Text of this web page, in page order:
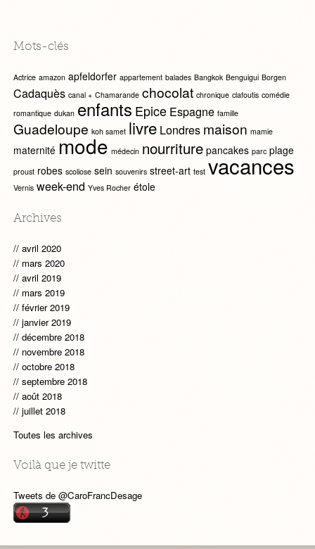
Mots-clés
Actrice amazon apfeldorfer appartement balades Bangkok Benguigui Borgen
Cadaquès canal + Chamarande chocolat chronique clafoutis comédie
romantique dukan enfants Epice Espagne famille
Guadeloupe koh samet livre Londres maison mamie
maternité mode médecin nourriture pancakes parc plage
proust robes scoliose sein souvenirs street-art test vacances
Vernis week-end Yves Rocher étole
Archives
avril 2020
mars 2020
avril 2019
mars 2019
février 2019
janvier 2019
décembre 2018
novembre 2018
octobre 2018
septembre 2018
août 2018
juillet 2018
Toutes les archives
Voilà que je twitte
Tweets de @CaroFrancDesage